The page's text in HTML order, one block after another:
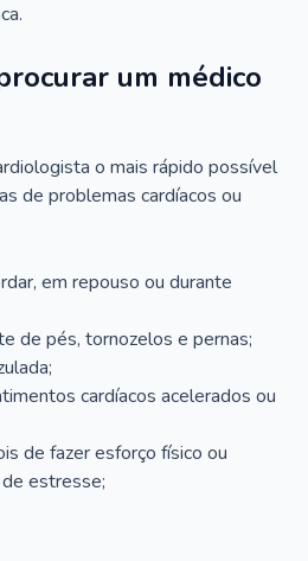
um médico
o mais rápido possível
de problemas cardíacos ou
em repouso ou durante
de pés, tornozelos e pernas;
cardíacos acelerados ou
de fazer esforço físico ou
estresse;